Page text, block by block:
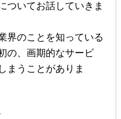
ついてお話していきま
界のことを知っている
の、画期的なサービ
まうことがありま